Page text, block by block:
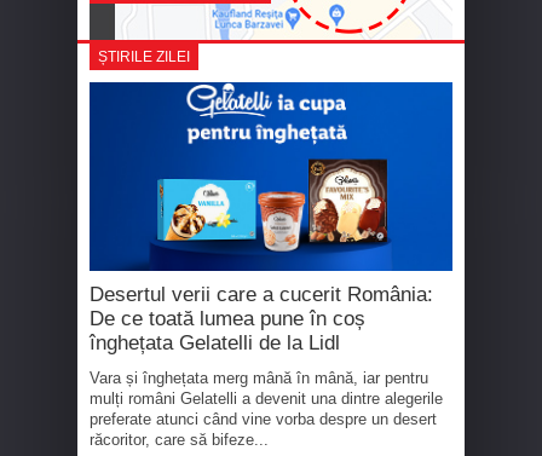
ȘTIRILE ZILEI
Desertul verii care a cucerit România:
De ce toată lumea pune în coș
înghețata Gelatelli de la Lidl
Vara și înghețata merg mână în mână, iar pentru
mulți români Gelatelli a devenit una dintre alegerile
preferate atunci când vine vorba despre un desert
răcoritor, care să bifeze...